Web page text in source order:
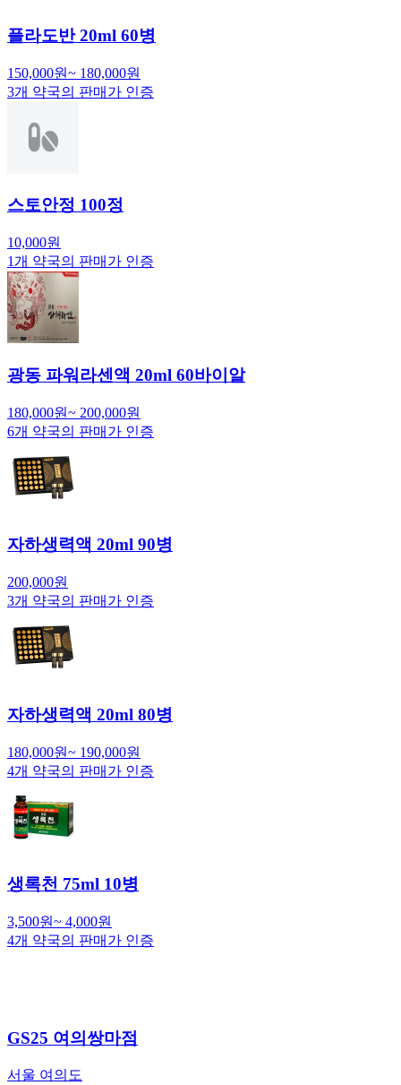
플라도반 20ml 60병
150,000원~ 180,000원
3개 약국의 판매가 인증
스토안정 100정
10,000원
1개 약국의 판매가 인증
광동 파워라센액 20ml 60바이알
180,000원~ 200,000원
6개 약국의 판매가 인증
자하생력액 20ml 90병
200,000원
3개 약국의 판매가 인증
자하생력액 20ml 80병
180,000원~ 190,000원
4개 약국의 판매가 인증
생록천 75ml 10병
3,500원~ 4,000원
4개 약국의 판매가 인증
GS25 여의쌍마점
서울 여의도